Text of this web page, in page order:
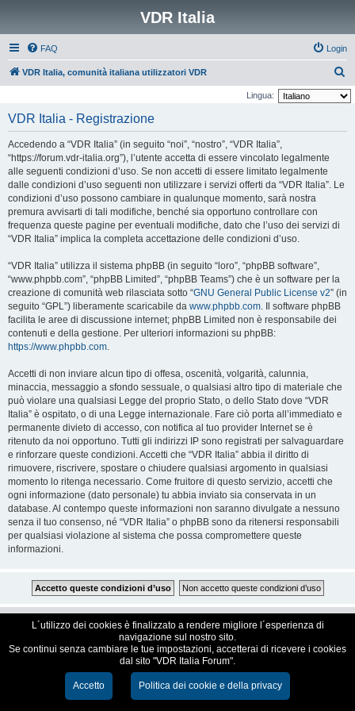
VDR Italia
FAQ Login
VDR Italia, comunità italiana utilizzatori VDR
e
Lingua:
VDR Italia - Registrazione
Accedendo a “VDR Italia” (in seguito “noi”, “nostro”, “VDR Italia”,
“https://forum.vdr-italia.org”), l’utente accetta di essere vincolato legalmente
alle seguenti condizioni d’uso. Se non accetti di essere limitato legalmente
dalle condizioni d’uso seguenti non utilizzare i servizi offerti da “VDR Italia”. Le
condizioni d’uso possono cambiare in qualunque momento, sarà nostra
premura avvisarti di tali modifiche, benché sia opportuno controllare con
frequenza queste pagine per eventuali modifiche, dato che l’uso dei servizi di
“VDR Italia” implica la completa accettazione delle condizioni d’uso.
“VDR Italia” utilizza il sistema phpBB (in seguito “loro”, “phpBB software”,
“www.phpbb.com”, “phpBB Limited”, “phpBB Teams”) che è un software per la
creazione di comunità web rilasciata sotto “GNU General Public License v2” (in
seguito “GPL”) liberamente scaricabile da www.phpbb.com. Il software phpBB
facilita le aree di discussione internet; phpBB Limited non è responsabile dei
contenuti e della gestione. Per ulteriori informazioni su phpBB:
https://www.phpbb.com.
Accetti di non inviare alcun tipo di offesa, oscenità, volgarità, calunnia,
minaccia, messaggio a sfondo sessuale, o qualsiasi altro tipo di materiale che
può violare una qualsiasi Legge del proprio Stato, o dello Stato dove “VDR
Italia” è ospitato, o di una Legge internazionale. Fare ciò porta all’immediato e
permanente divieto di accesso, con notifica al tuo provider Internet se è
ritenuto da noi opportuno. Tutti gli indirizzi IP sono registrati per salvaguardare
e rinforzare queste condizioni. Accetti che “VDR Italia” abbia il diritto di
rimuovere, riscrivere, spostare o chiudere qualsiasi argomento in qualsiasi
momento lo ritenga necessario. Come fruitore di questo servizio, accetti che
ogni informazione (dato personale) tu abbia inviato sia conservata in un
database. Al contempo queste informazioni non saranno divulgate a nessuno
senza il tuo consenso, né “VDR Italia” o phpBB sono da ritenersi responsabili
per qualsiasi violazione al sistema che possa compromettere queste
informazioni.
VDR Italia, comunità italiana utilizzatori VDR
Creato daphpBB® Forum Software © phpBB Limited
Traduzione ItalianaphpBB-Italia.it
L´utilizzo dei cookies è finalizzato a rendere migliore l´esperienza di
navigazione sul nostro sito.
Se continui senza cambiare le tue impostazioni, accetterai di ricevere i cookies
dal sito "VDR Italia Forum".
Accetto Politica dei cookie e della privacy